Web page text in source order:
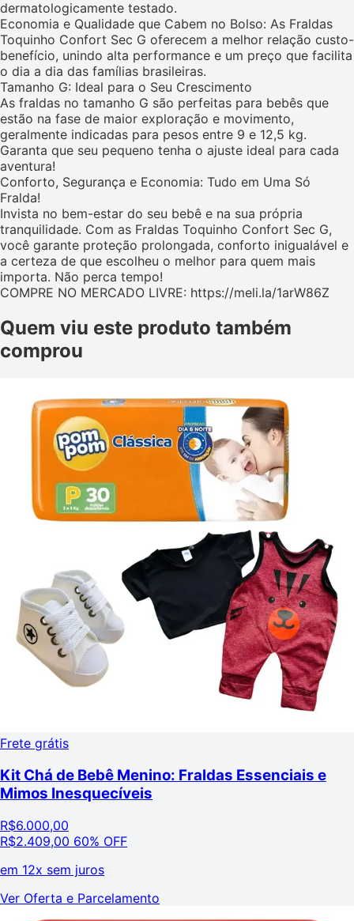
dermatologicamente testado.
Economia e Qualidade que Cabem no Bolso: As Fraldas
Toquinho Confort Sec G oferecem a melhor relação custo-
benefício, unindo alta performance e um preço que facilita
o dia a dia das famílias brasileiras.
Tamanho G: Ideal para o Seu Crescimento
As fraldas no tamanho G são perfeitas para bebês que
estão na fase de maior exploração e movimento,
geralmente indicadas para pesos entre 9 e 12,5 kg.
Garanta que seu pequeno tenha o ajuste ideal para cada
aventura!
Conforto, Segurança e Economia: Tudo em Uma Só
Fralda!
Invista no bem-estar do seu bebê e na sua própria
tranquilidade. Com as Fraldas Toquinho Confort Sec G,
você garante proteção prolongada, conforto inigualável e
a certeza de que escolheu o melhor para quem mais
importa. Não perca tempo!
COMPRE NO MERCADO LIVRE: https://meli.la/1arW86Z
Quem viu este produto também
comprou
Frete grátis
Kit Chá de Bebê Menino: Fraldas Essenciais e
Mimos Inesquecíveis
R$6.000,00
R$2.409,00 60% OFF
em 12x sem juros
Ver Oferta e Parcelamento